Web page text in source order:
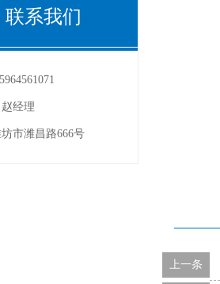
联系我们
经理
市潍昌路666号
上一条